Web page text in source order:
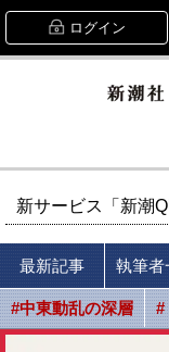
ログイン
新サービス「新潮
最新記事 執筆者
#中東動乱の深層 #